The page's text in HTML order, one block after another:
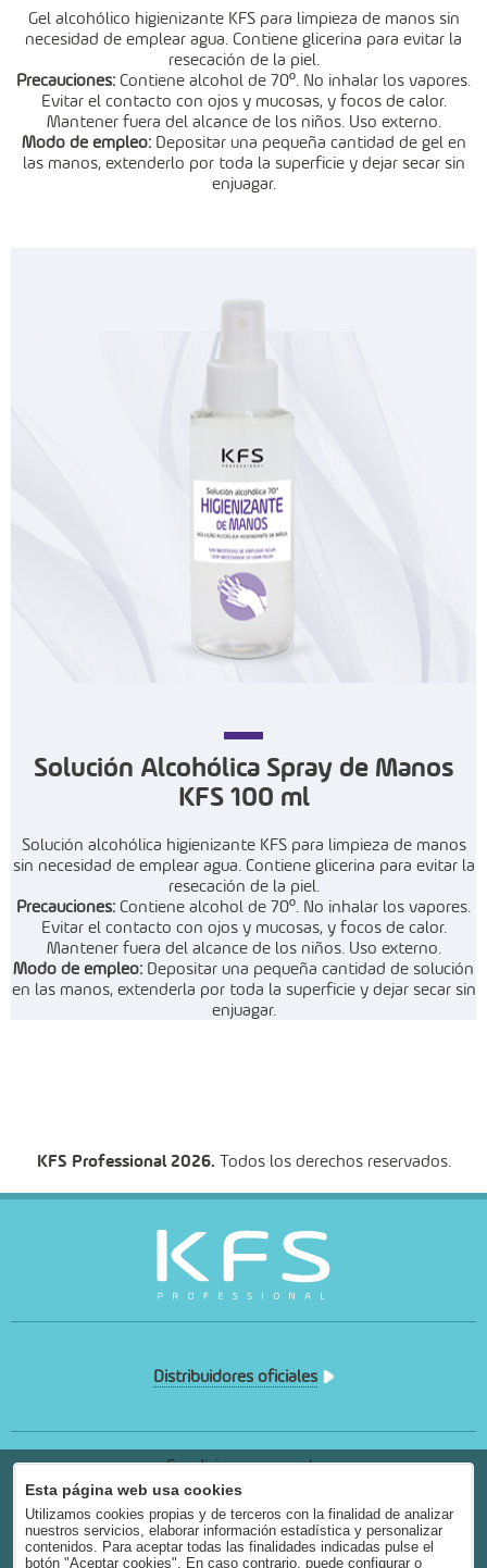
Gel alcohólico higienizante KFS para limpieza de manos sin
necesidad de emplear agua. Contiene glicerina para evitar la
resecación de la piel.
Precauciones: Contiene alcohol de 70º. No inhalar los vapores.
Evitar el contacto con ojos y mucosas, y focos de calor.
Mantener fuera del alcance de los niños. Uso externo.
Modo de empleo:Depositar una pequeña cantidad de gel en
las manos, extenderlo por toda la superficie y dejar secar sin
enjuagar.
Solución Alcohólica Spray de Manos
KFS 100 ml
Solución alcohólica higienizante KFS para limpieza de manos
sin necesidad de emplear agua. Contiene glicerina para evitar la
resecación de la piel.
Precauciones: Contiene alcohol de 70º. No inhalar los vapores.
Evitar el contacto con ojos y mucosas, y focos de calor.
Mantener fuera del alcance de los niños. Uso externo.
Modo de empleo: Depositar una pequeña cantidad de solución
en las manos, extenderla por toda la superficie y dejar secar sin
enjuagar.
KFS Professional 2026. Todos los derechos reservados.
Distribuidores oficiales
Condiciones generales
Condiciones de uso
Aviso legal
Política privacidad
Política cookies
Esta página web usa cookies
Utilizamos cookies propias y de terceros con la finalidad de analizar
nuestros servicios, elaborar información estadística y personalizar
contenidos. Para aceptar todas las finalidades indicadas pulse el
botón "Aceptar cookies". En caso contrario, puede configurar o